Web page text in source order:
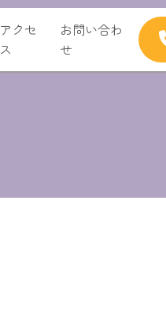
アクセ
ス
お問い合わ
せ